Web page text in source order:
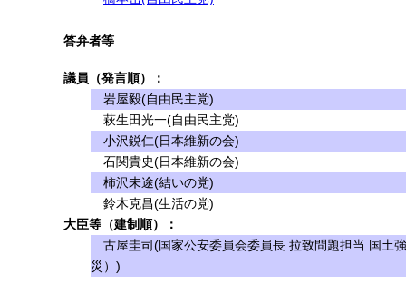
答弁者等
議員（発言順）：
岩屋毅(自由民主党)
萩生田光一(自由民主党)
小沢鋭仁(日本維新の会)
石関貴史(日本維新の会)
柿沢未途(結いの党)
鈴木克昌(生活の党)
大臣等（建制順）：
古屋圭司(国家公安委員会委員長 拉致問題担当 国土
災）)